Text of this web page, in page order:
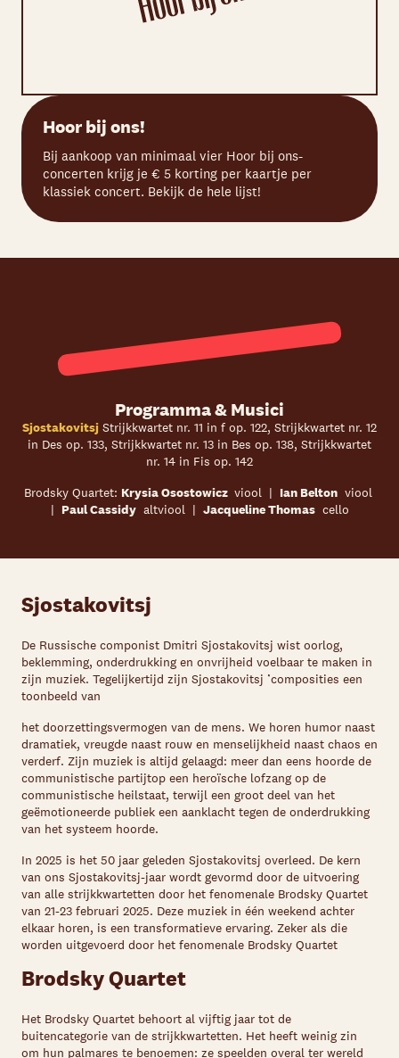
Hoor bij ons!
Bij aankoop van minimaal vier Hoor bij ons-
concerten krijg je € 5 korting per kaartje per
klassiek concert. Bekijk de hele lijst!
Programma & Musici
Sjostakovitsj Strijkkwartet nr. 11 in f op. 122, Strijkkwartet nr. 12
in Des op. 133, Strijkkwartet nr. 13 in Bes op. 138, Strijkkwartet
nr. 14 in Fis op. 142
Brodsky Quartet: Krysia Osostowicz viool | Ian Beltonviool
| Paul Cassidyaltviool | Jacqueline Thomascello
Sjostakovitsj
De Russische componist Dmitri Sjostakovitsj wist oorlog,
beklemming, onderdrukking en onvrijheid voelbaar te maken in
zijn muziek. Tegelijkertijd zijn Sjostakovitsj ’composities een
toonbeeld van
het doorzettingsvermogen van de mens. We horen humor naast
dramatiek, vreugde naast rouw en menselijkheid naast chaos en
verderf. Zijn muziek is altijd gelaagd: meer dan eens hoorde de
communistische partijtop een heroïsche lofzang op de
communistische heilstaat, terwijl een groot deel van het
geëmotioneerde publiek een aanklacht tegen de onderdrukking
van het systeem hoorde.
In 2025 is het 50 jaar geleden Sjostakovitsj overleed. De kern
van ons Sjostakovitsj-jaar wordt gevormd door de uitvoering
van alle strijkkwartetten door het fenomenale Brodsky Quartet
van 21-23 februari 2025. Deze muziek in één weekend achter
elkaar horen, is een transformatieve ervaring. Zeker als die
worden uitgevoerd door het fenomenale Brodsky Quartet
Brodsky Quartet
Het Brodsky Quartet behoort al vijftig jaar tot de
buitencategorie van de strijkkwartetten. Het heeft weinig zin
om hun palmares te benoemen: ze speelden overal ter wereld